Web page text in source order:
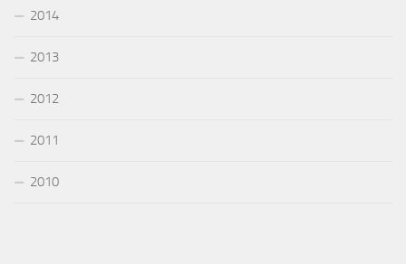
2014
2013
2012
2011
2010